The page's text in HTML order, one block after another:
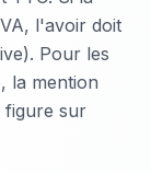
l'avoir doit
Pour les
la mention
figure sur